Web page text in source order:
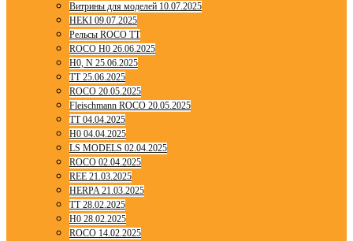
Витрины для моделей 10.07.2025
HEKI 09.07.2025
Рельсы ROCO TT
ROCO H0 26.06.2025
H0, N 25.06.2025
TT 25.06.2025
ROCO 20.05.2025
Fleischmann ROCO 20.05.2025
TT 04.04.2025
H0 04.04.2025
LS MODELS 02.04.2025
ROCO 02.04.2025
REE 21.03.2025
HERPA 21.03.2025
TT 28.02.2025
H0 28.02.2025
ROCO 14.02.2025